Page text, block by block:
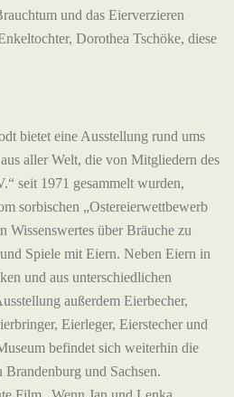
und das Eierverzieren
Dorothea Tschöke, diese
bietet eine Ausstellung rund ums
aller Welt, die von Mitgliedern des
seit 1971 gesammelt wurden,
sorbischen „Ostereierwettbewerb
Wissenswertes über Bräuche zu
Spiele mit Eiern. Neben Eiern in
und aus unterschiedlichen
außerdem Eierbecher,
Eierleger, Eierstecher und
befindet sich weiterhin die
und Sachsen.